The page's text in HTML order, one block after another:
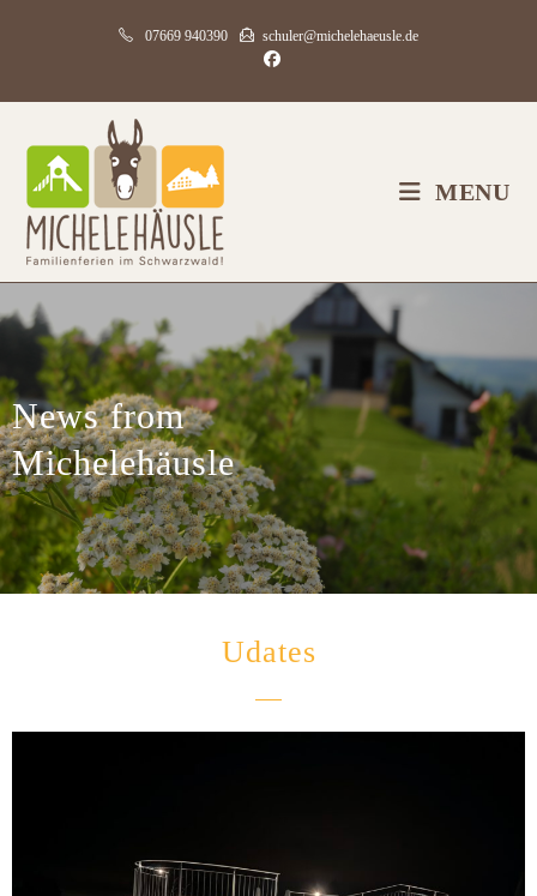
07669 940390 schuler@michelehaeusle.de
MENU
News from
Michelehäusle
Udates